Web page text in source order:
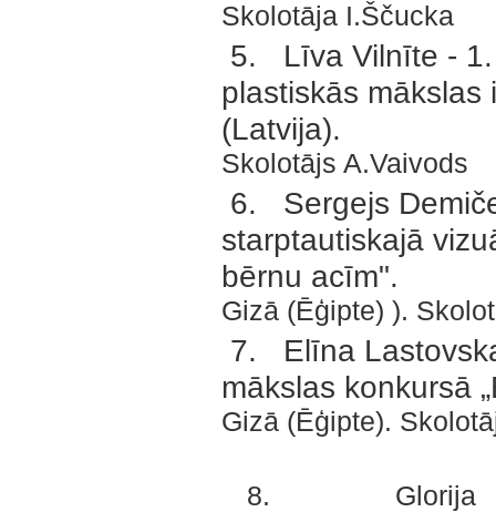
Skolotāja I.Ščucka
5. Līva Vilnīte - 1.
plastiskās mākslas
(Latvija).
Skolotājs A.Vaivods
6. Sergejs
starptautiskajā
bērnu acīm".
Gizā (Ēģipte) ).
7. Elīna
mākslas konkursā
Gizā (Ēģipte).
8. Glorija